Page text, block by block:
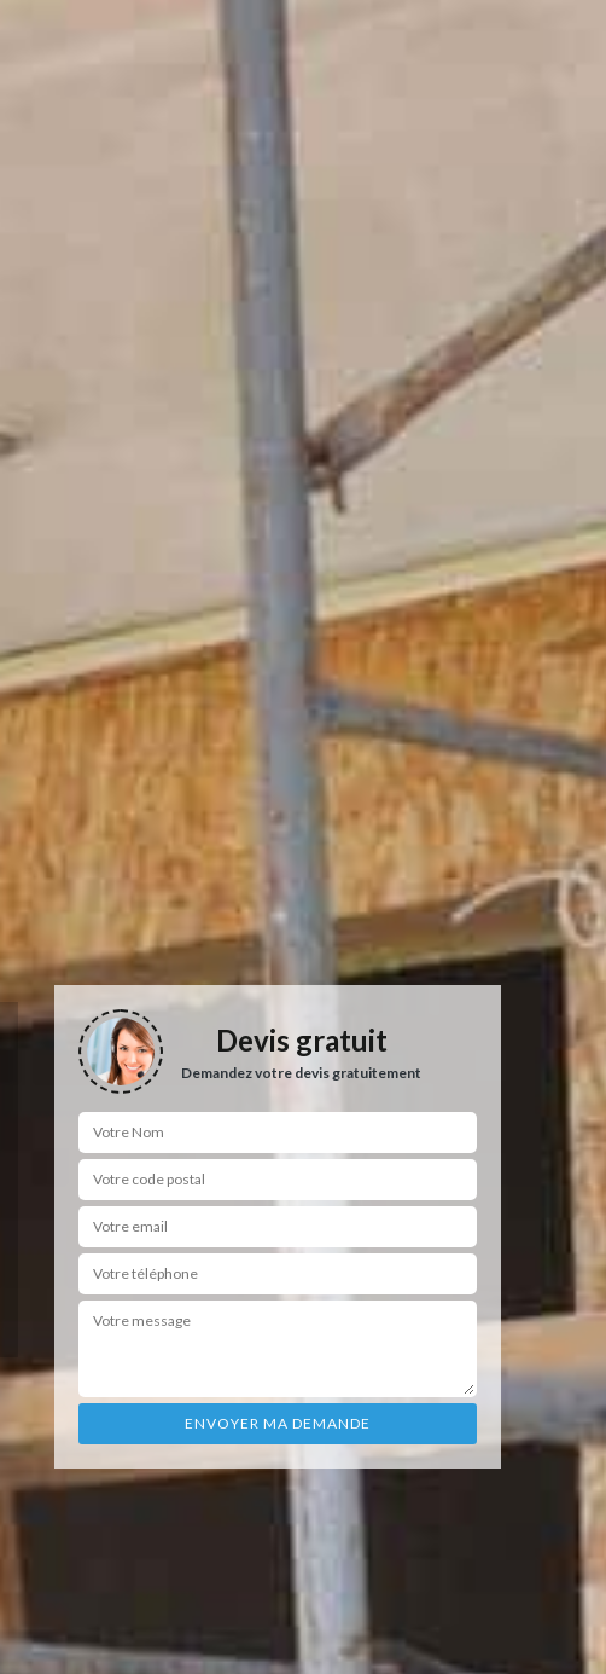
Devis gratuit
Demandez votre devis gratuitement